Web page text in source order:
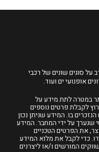
סוגים שונים של רכבי
אופנועי ים ועוד.
במטרה לתת מידע על
לקבלת פרטים נוספים
בו. המידע שניתן נכון
שנערך על ידי המחבר. המידע
את הפרטים הטכניים
כדי לקבל את מלוא המידע
המורשים ו/או ליצרנים